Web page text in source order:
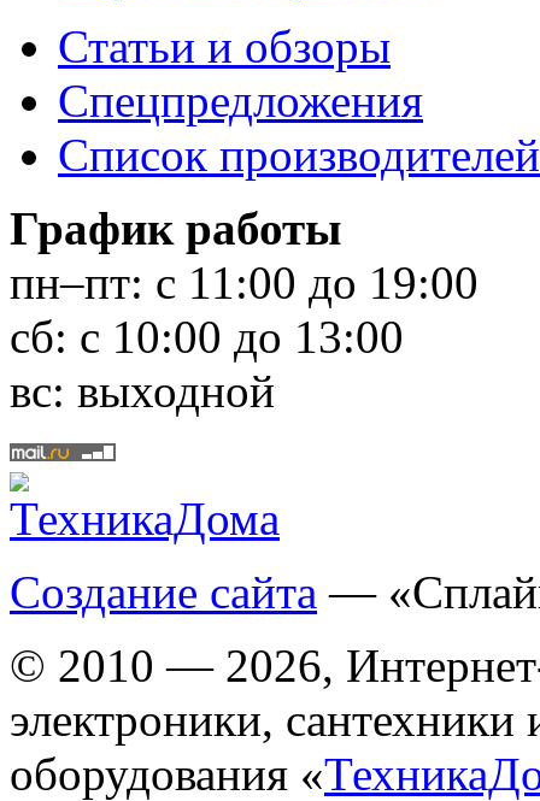
Статьи и обзоры
Спецпредложения
Список производителей
График работы
пн–пт: с 11:00 до 19:00
сб: с 10:00 до 13:00
вс: выходной
Создание сайта —
© 2010 — 2026,
электроники, сантехники
оборудования «